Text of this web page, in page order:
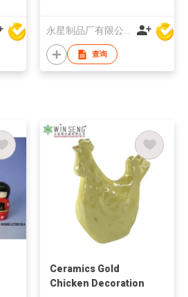
查询
Ceramics Gold
Chicken Decoration